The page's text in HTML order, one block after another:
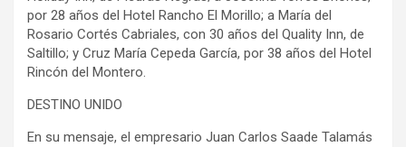
por 28 años del Hotel Rancho El Morillo; a María del
Rosario Cortés Cabriales, con 30 años del Quality Inn, de
Saltillo; y Cruz María Cepeda García, por 38 años del Hotel
Rincón del Montero.
DESTINO UNIDO
En su mensaje, el empresario Juan Carlos Saade Talamás